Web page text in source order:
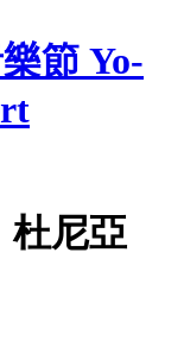
節 Yo-
杜尼亞